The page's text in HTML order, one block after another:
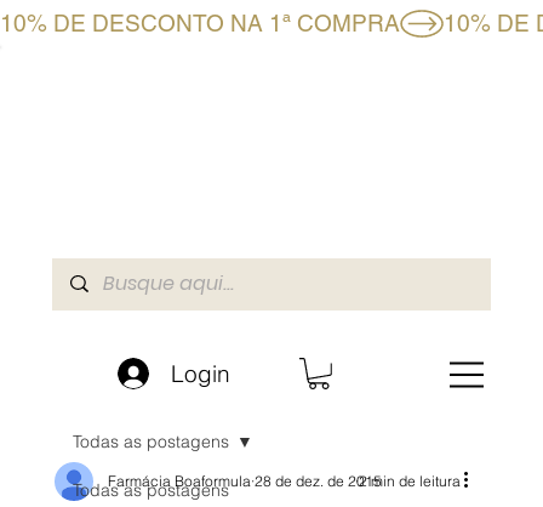
10% DE DESCONTO NA 1ª COMPRA
Login
Todas as postagens
Todas as postagens
Farmácia Boaformula 28 de dez. de 20152 min de leitura